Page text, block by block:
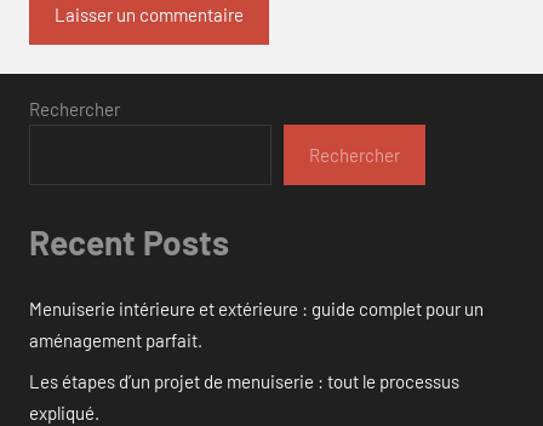
Rechercher
Rechercher
Recent Posts
Menuiserie intérieure et extérieure : guide complet pour un
aménagement parfait.
Les étapes d’un projet de menuiserie : tout le processus
expliqué.